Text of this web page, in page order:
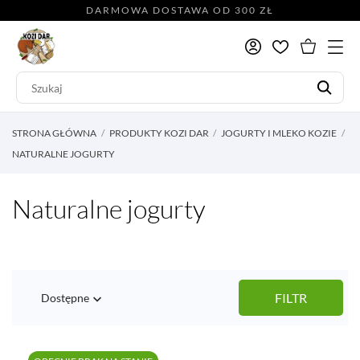
DARMOWA DOSTAWA OD 300 ZŁ
STRONA GŁÓWNA PRODUKTY KOZI DAR
JOGURTY I MLEKO KOZIE
NATURALNE JOGURTY
Naturalne jogurty
Dostępne  FILTR